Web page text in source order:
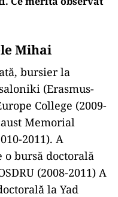
Mihai
bursier la
(Erasmus-
College (2009-
Memorial
2011). A
o bursă doctorală
(2008-2011) A
la Yad